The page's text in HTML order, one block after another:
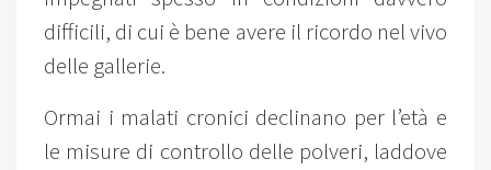
difficili, di cui è bene avere il ricordo nel vivo
delle gallerie.
Ormai i malati cronici declinano per l’età e
le misure di controllo delle polveri, laddove